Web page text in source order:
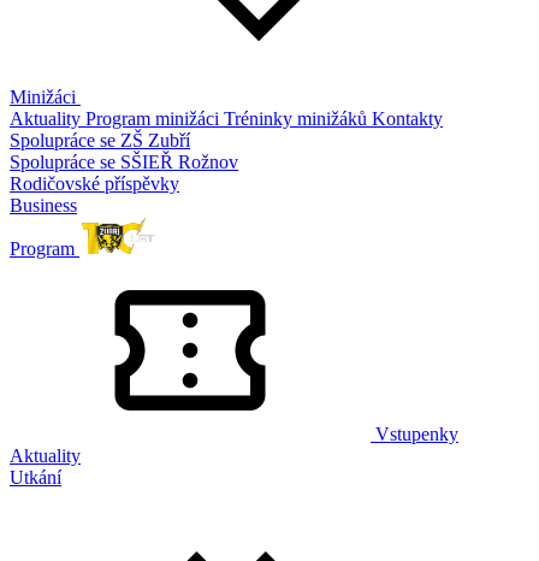
Minižáci
Aktuality Program minižáci Tréninky minižáků Kontakty
Spolupráce se ZŠ Zubří
Spolupráce se SŠIEŘ Rožnov
Rodičovské příspěvky
Business
Program
Vstupenky
Aktuality
Utkání